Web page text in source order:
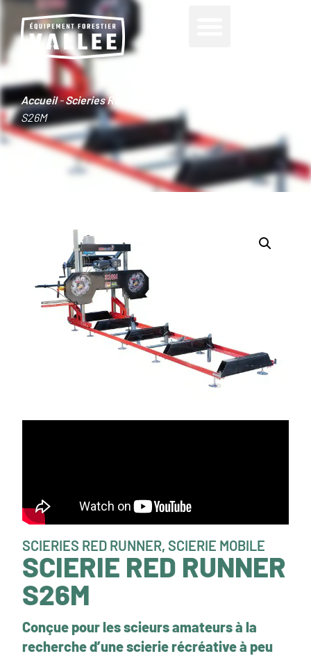
Accueil-Scieries Red Runner
S26M
SCIERIES RED RUNNER,SCIERIE MOBILE
SCIERIE RED RUNNER
S26M
Conçue pour les scieurs amateurs à la
recherche d’une scierie récréative à peu